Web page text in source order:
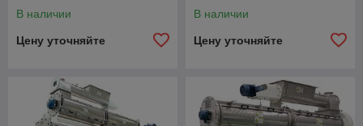
В наличии
Цену уточняйте
В наличии
Цену уточняйте